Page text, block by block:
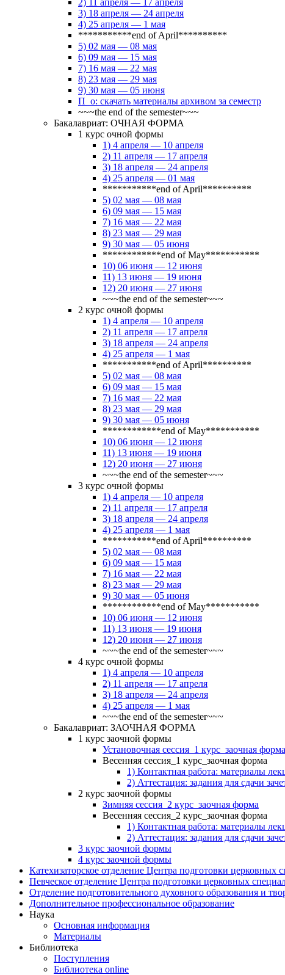
2) 11 апреля — 17 апреля
3) 18 апреля — 24 апреля
4) 25 апреля — 1 мая
***********end of April**********
5) 02 мая — 08 мая
6) 09 мая — 15 мая
7) 16 мая — 22 мая
8) 23 мая — 29 мая
9) 30 мая — 05 июня
П_о: скачать материалы архивом за семестр
~~~the end of the semester~~~
Бакалавриат: ОЧНАЯ ФОРМА
1 курс очной формы
1) 4 апреля — 10 апреля
2) 11 апреля — 17 апреля
3) 18 апреля — 24 апреля
4) 25 апреля — 01 мая
***********end of April**********
5) 02 мая — 08 мая
6) 09 мая — 15 мая
7) 16 мая — 22 мая
8) 23 мая — 29 мая
9) 30 мая — 05 июня
************end of May***********
10) 06 июня — 12 июня
11) 13 июня — 19 июня
12) 20 июня — 27 июня
~~~the end of the semester~~~
2 курс очной формы
1) 4 апреля — 10 апреля
2) 11 апреля — 17 апреля
3) 18 апреля — 24 апреля
4) 25 апреля — 1 мая
***********end of April**********
5) 02 мая — 08 мая
6) 09 мая — 15 мая
7) 16 мая — 22 мая
8) 23 мая — 29 мая
9) 30 мая — 05 июня
************end of May***********
10) 06 июня — 12 июня
11) 13 июня — 19 июня
12) 20 июня — 27 июня
~~~the end of the semester~~~
3 курс очной формы
1) 4 апреля — 10 апреля
2) 11 апреля — 17 апреля
3) 18 апреля — 24 апреля
4) 25 апреля — 1 мая
***********end of April**********
5) 02 мая — 08 мая
6) 09 мая — 15 мая
7) 16 мая — 22 мая
8) 23 мая — 29 мая
9) 30 мая — 05 июня
************end of May***********
10) 06 июня — 12 июня
11) 13 июня — 19 июня
12) 20 июня — 27 июня
~~~the end of the semester~~~
4 курс очной формы
1) 4 апреля — 10 апреля
2) 11 апреля — 17 апреля
3) 18 апреля — 24 апреля
4) 25 апреля — 1 мая
~~~the end of the semester~~~
Бакалавриат: ЗАОЧНАЯ ФОРМА
1 курс заочной формы
Установочная сессия_1 курс_заочная форма
Весенняя сессия_1 курс_заочная форма
1) Контактная работа: материалы
2) Аттестация: задания для сдачи
2 курс заочной формы
Зимняя сессия_2 курс_заочная форма
Весенняя сессия_2 курс_заочная форма
1) Контактная работа: материалы
2) Аттестация: задания для сдачи
3 курс заочной формы
4 курс заочной формы
Катехизаторское отделение Центра подготовки церковных
Певческое отделение Центра подготовки церковных
Отделение подготовительного духовного образования и
Дополнительное профессиональное образование
Наука
Основная информация
Материалы
Библиотека
Поступления
Библиотека online